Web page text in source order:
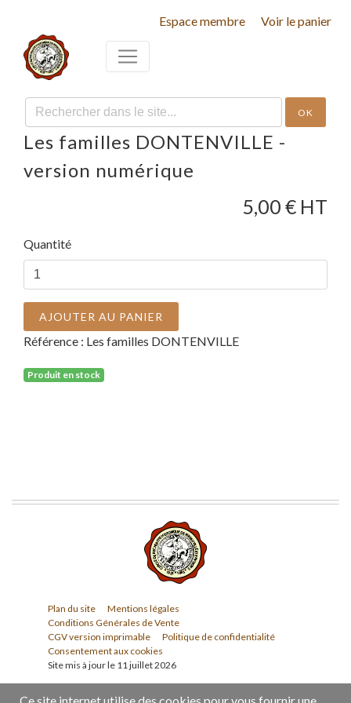
Espace membre Voir le panier
OK
Les familles DONTENVILLE -
version numérique
5,00 € HT
Quantité
AJOUTER AU PANIER
Référence : Les familles DONTENVILLE
Produit en stock
Plan du site
Mentions légales
Conditions Générales de Vente
CGV version imprimable
Politique de confidentialité
Consentement aux cookies
Site mis à jour le 11 juillet 2026